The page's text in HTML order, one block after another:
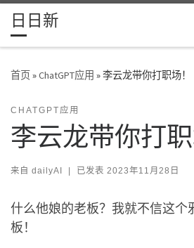
Skip to content
日日新
首页»ChatGPT应用 »李云龙带你打职场！
CHATGPT应用
李云龙带你打职
来自 dailyAI | 已发表 2023年11月28日
什么他娘的老板？我就不信这个
板！